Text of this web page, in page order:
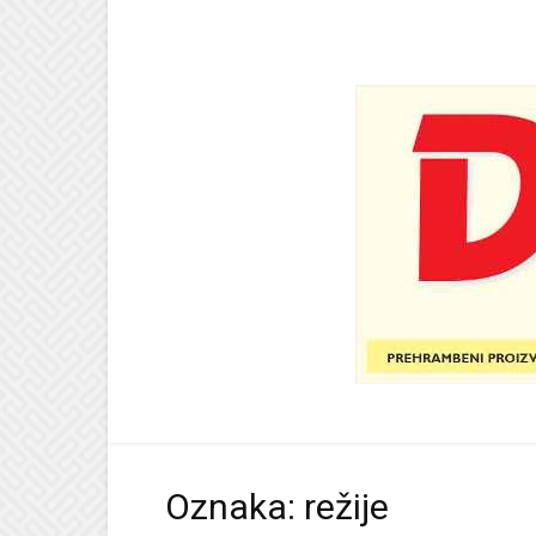
Oznaka: režije